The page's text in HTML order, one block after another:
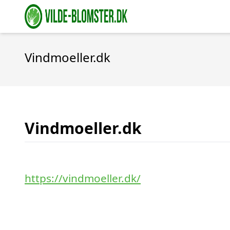
Vindmoeller.dk
Vindmoeller.dk
https://vindmoeller.dk/